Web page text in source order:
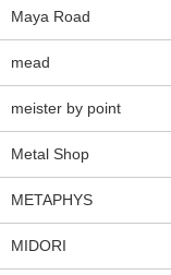
Maya Road
mead
meister by point
Metal Shop
METAPHYS
MIDORI